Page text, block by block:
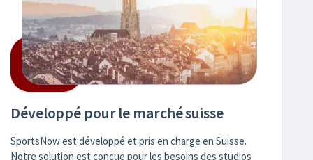
Développé pour le marché suisse
SportsNow est développé et pris en charge en Suisse.
Notre solution est conçue pour les besoins des studios